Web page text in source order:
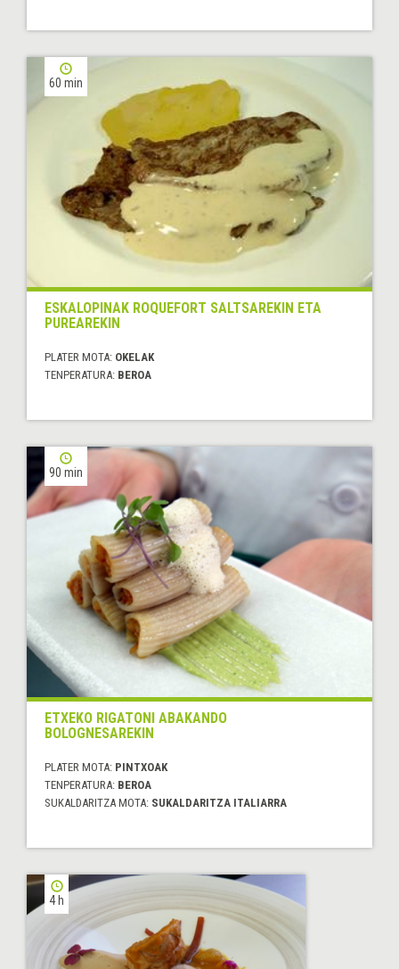
60 min
ESKALOPINAK ROQUEFORT SALTSAREKIN ETA
PUREAREKIN
PLATER MOTA: OKELAK
TENPERATURA: BEROA
90 min
ETXEKO RIGATONI ABAKANDO
BOLOGNESAREKIN
PLATER MOTA: PINTXOAK
TENPERATURA: BEROA
SUKALDARITZA MOTA: SUKALDARITZA ITALIARRA
4 h